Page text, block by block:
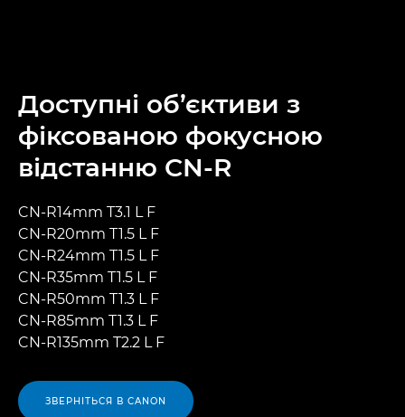
Доступні об’єктиви з
фіксованою фокусною
відстанню CN-R
CN-R14mm T3.1 L F
CN-R20mm T1.5 L F
CN-R24mm T1.5 L F
CN-R35mm T1.5 L F
CN-R50mm T1.3 L F
CN-R85mm T1.3 L F
CN-R135mm T2.2 L F
ЗВЕРНІТЬСЯ В CANON